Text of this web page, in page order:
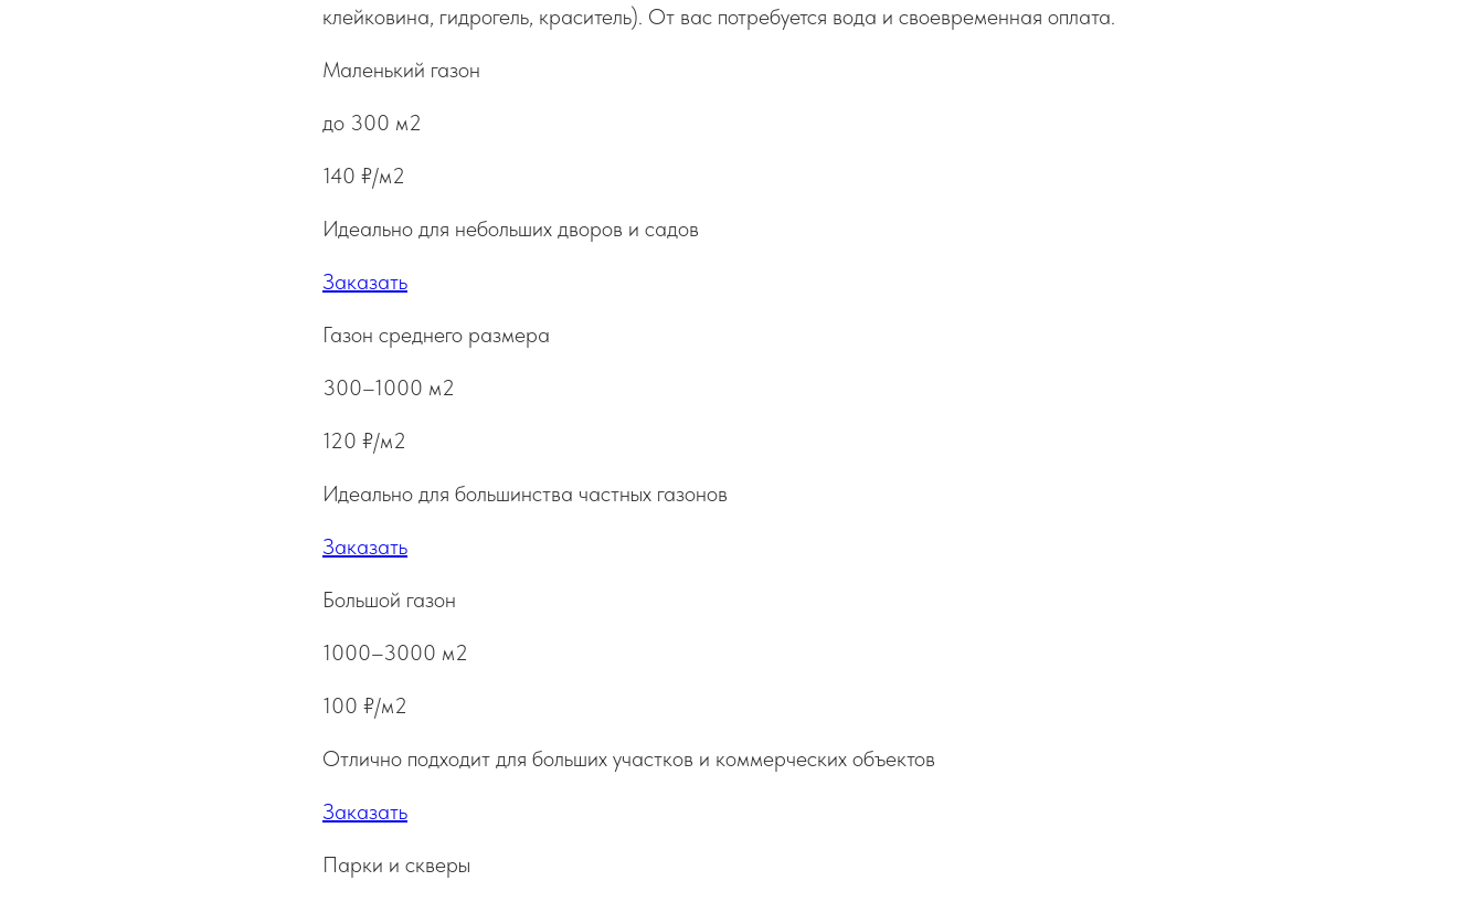
клейковина, гидрогель, краситель). От вас потребуется вода и своевременная оплата.
Маленький газон
до 300 м2
140 ₽/м2
Идеально для небольших дворов и садов
Заказать
Газон среднего размера
300–1000 м2
120 ₽/м2
Идеально для большинства частных газонов
Заказать
Большой газон
1000–3000 м2
100 ₽/м2
Отлично подходит для больших участков и коммерческих объектов
Заказать
Парки и скверы